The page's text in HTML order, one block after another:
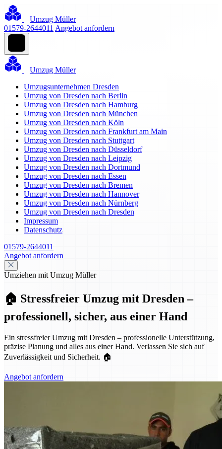
Umzug Müller
01579-2644011 Angebot anfordern
Umzug Müller
Umzugsunternehmen Dresden
Umzug von Dresden nach Berlin
Umzug von Dresden nach Hamburg
Umzug von Dresden nach München
Umzug von Dresden nach Köln
Umzug von Dresden nach Frankfurt am Main
Umzug von Dresden nach Stuttgart
Umzug von Dresden nach Düsseldorf
Umzug von Dresden nach Leipzig
Umzug von Dresden nach Dortmund
Umzug von Dresden nach Essen
Umzug von Dresden nach Bremen
Umzug von Dresden nach Hannover
Umzug von Dresden nach Nürnberg
Umzug von Dresden nach Dresden
Impressum
Datenschutz
01579-2644011
Angebot anfordern
Umziehen mit Umzug Müller
🏠 Stressfreier Umzug mit Dresden –
professionell, sicher, aus einer Hand
Ein stressfreier Umzug mit Dresden – professionelle Unterstützung,
präzise Planung und alles aus einer Hand. Verlassen Sie sich auf
Zuverlässigkeit und Sicherheit. 🏠
Angebot anfordern